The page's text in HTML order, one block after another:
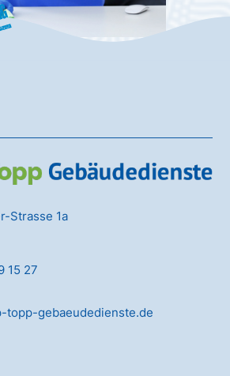
Strasse 1a
15 27
topp-gebaeudedienste.de